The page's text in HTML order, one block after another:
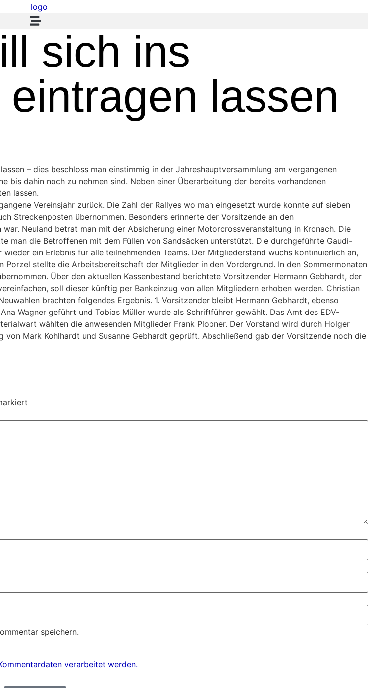
sich ins
lassen
– dies beschloss man einstimmig in der Jahreshauptversammlung am vergangenen
bis dahin noch zu nehmen sind. Neben einer Überarbeitung der bereits vorhandenen
lassen.
Vereinsjahr zurück. Die Zahl der Rallyes wo man eingesetzt wurde konnte auf sieben
Streckenposten übernommen. Besonders erinnerte der Vorsitzende an den
Neuland betrat man mit der Absicherung einer Motorcrossveranstaltung in Kronach. Die
man die Betroffenen mit dem Füllen von Sandsäcken unterstützt. Die durchgeführte Gaudi-
ein Erlebnis für alle teilnehmenden Teams. Der Mitgliederstand wuchs kontinuierlich an,
stellte die Arbeitsbereitschaft der Mitglieder in den Vordergrund. In den Sommermonaten
Über den aktuellen Kassenbestand berichtete Vorsitzender Hermann Gebhardt, der
soll dieser künftig per Bankeinzug von allen Mitgliedern erhoben werden. Christian
brachten folgendes Ergebnis. 1. Vorsitzender bleibt Hermann Gebhardt, ebenso
Wagner geführt und Tobias Müller wurde als Schriftführer gewählt. Das Amt des EDV-
wählten die anwesenden Mitglieder Frank Plobner. Der Vorstand wird durch Holger
Mark Kohlhardt und Susanne Gebhardt geprüft. Abschließend gab der Vorsitzende noch die
speichern.
verarbeitet werden.